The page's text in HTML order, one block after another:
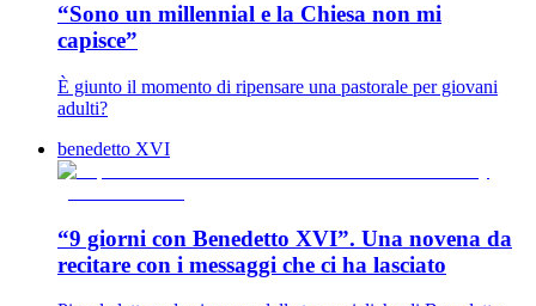
“Sono un millennial e la Chiesa non mi
capisce”
È giunto il momento di ripensare una pastorale per giovani
adulti?
benedetto XVI
“9 giorni con Benedetto XVI”. Una novena da
recitare con i messaggi che ci ha lasciato